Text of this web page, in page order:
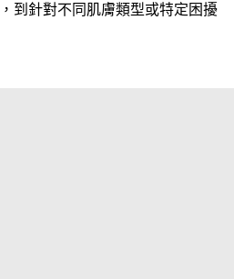
到針對不同肌膚類型或特定困擾